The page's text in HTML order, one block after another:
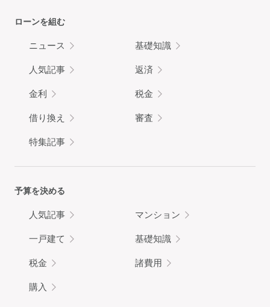
ローンを組む
ニュース 基礎知識
人気記事 返済
金利 税金
借り換え 審査
特集記事
予算を決める
人気記事 マンション
一戸建て 基礎知識
税金 諸費用
購入